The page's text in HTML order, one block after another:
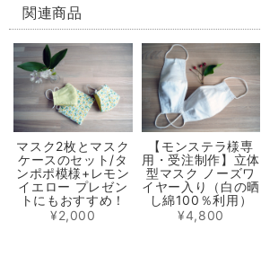
2020/05/31
① 元気に咲き乱れるタンポポ
2020/05/31
関連商品
マスク2枚とマスク
ケースのセット/タ
ンポポ模様+レモン
イエロー プレゼン
トにもおすすめ！
¥2,000
【モンステラ様専
用・受注制作】立体
型マスク ノーズワ
イヤー入り（白の晒
し綿100％利用）
¥4,800